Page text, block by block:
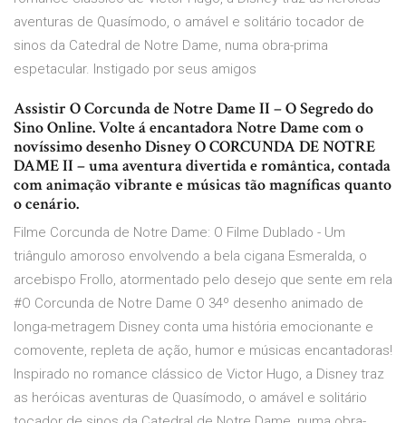
aventuras de Quasímodo, o amável e solitário tocador de
sinos da Catedral de Notre Dame, numa obra-prima
espetacular. Instigado por seus amigos
Assistir O Corcunda de Notre Dame II – O Segredo do
Sino Online. Volte á encantadora Notre Dame com o
novíssimo desenho Disney O CORCUNDA DE NOTRE
DAME II – uma aventura divertida e romântica, contada
com animação vibrante e músicas tão magníficas quanto
o cenário.
Filme Corcunda de Notre Dame: O Filme Dublado - Um
triângulo amoroso envolvendo a bela cigana Esmeralda, o
arcebispo Frollo, atormentado pelo desejo que sente em rela
#O Corcunda de Notre Dame O 34º desenho animado de
longa-metragem Disney conta uma história emocionante e
comovente, repleta de ação, humor e músicas encantadoras!
Inspirado no romance clássico de Victor Hugo, a Disney traz
as heróicas aventuras de Quasímodo, o amável e solitário